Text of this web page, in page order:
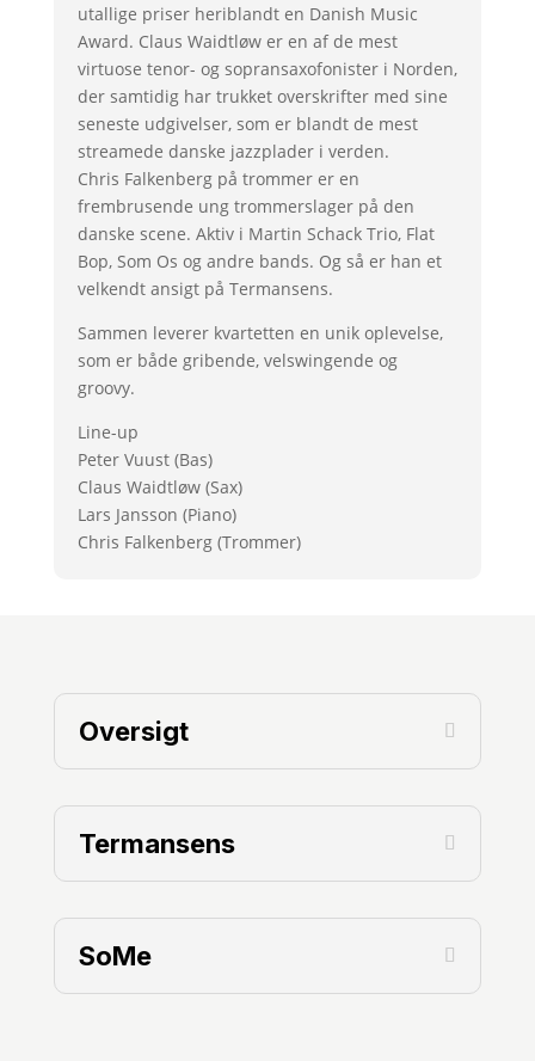
utallige priser heriblandt en Danish Music
Award. Claus Waidtløw er en af de mest
virtuose tenor- og sopransaxofonister i Norden,
der samtidig har trukket overskrifter med sine
seneste udgivelser, som er blandt de mest
streamede danske jazzplader i verden.
Chris Falkenberg på trommer er en
frembrusende ung trommerslager på den
danske scene. Aktiv i Martin Schack Trio, Flat
Bop, Som Os og andre bands. Og så er han et
velkendt ansigt på Termansens.
Sammen leverer kvartetten en unik oplevelse,
som er både gribende, velswingende og
groovy.
Line-up
Peter Vuust (Bas)
Claus Waidtløw (Sax)
Lars Jansson (Piano)
Chris Falkenberg (Trommer)
Oversigt
Termansens
SoMe